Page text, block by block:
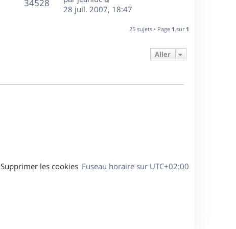
g
e
s
m
e
i
34528
e
28 juil. 2007, 18:47
25 sujets • Page 1 sur 1
Aller
Fuseau horaire sur UTC+02:00
Supprimer les cookies